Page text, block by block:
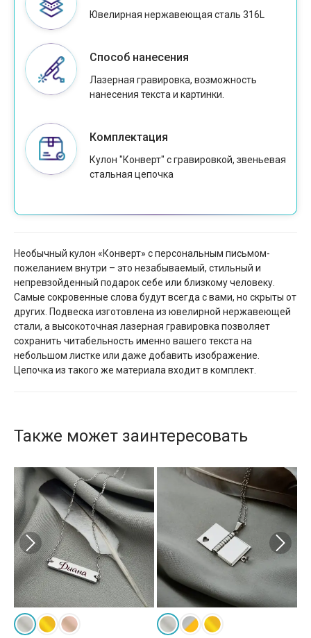
Ювелирная нержавеющая сталь 316L
Способ нанесения
Лазерная гравировка, возможность
нанесения текста и картинки.
Комплектация
Кулон "Конверт" с гравировкой, звеньевая
стальная цепочка
Необычный кулон «Конверт» с персональным письмом-
пожеланием внутри – это незабываемый, стильный и
непревзойденный подарок себе или близкому человеку.
Самые сокровенные слова будут всегда с вами, но скрыты от
других. Подвеска изготовлена из ювелирной нержавеющей
стали, а высокоточная лазерная гравировка позволяет
сохранить читабельность именно вашего текста на
небольшом листке или даже добавить изображение.
Цепочка из такого же материала входит в комплект.
Также может заинтересовать